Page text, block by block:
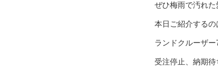
ぜひ梅雨で汚れ
本日ご紹介するの
ランドクルーザー
受注停止、納期待